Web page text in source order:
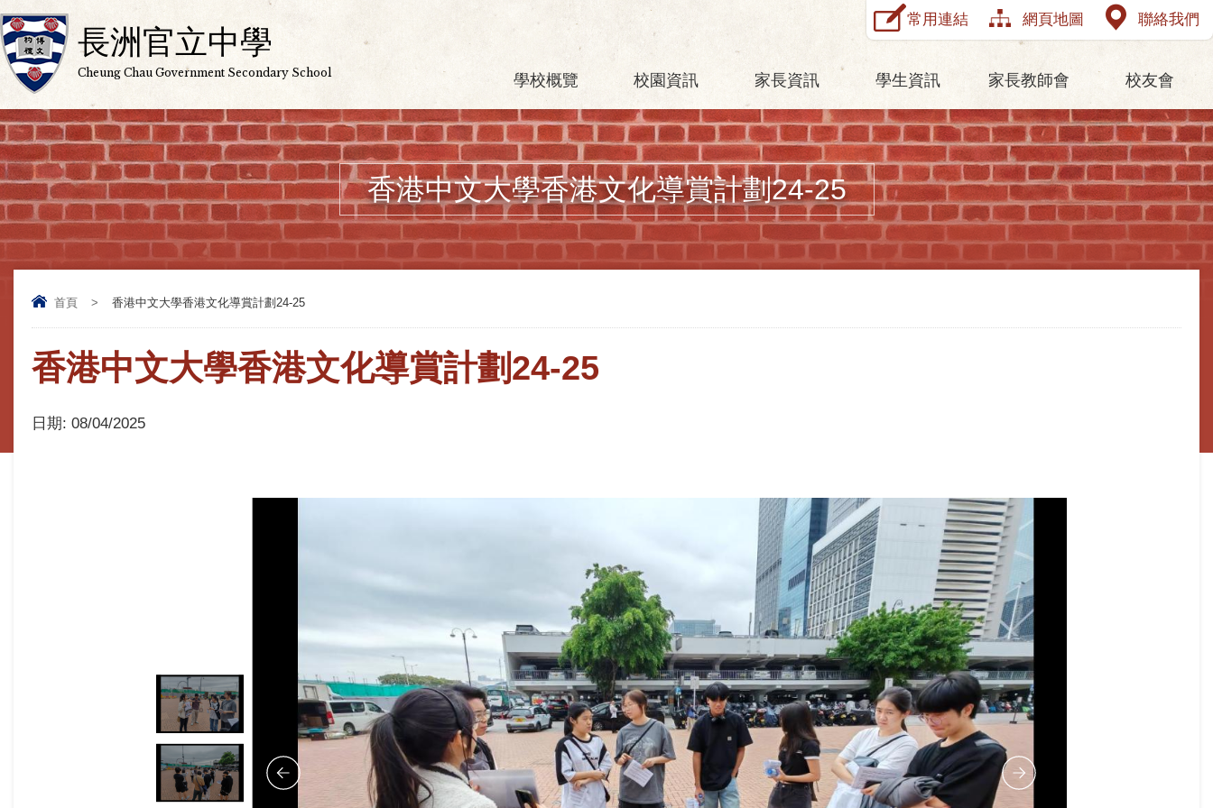
長洲官立中學
Cheung Chau Government Secondary School
常用連結 網頁地圖 聯絡我們
學校概覽 校園資訊 家長資訊 學生資訊 家長教師會 校友會
香港中文大學香港文化導賞計劃24-25
首頁 > 香港中文大學香港文化導賞計劃24-25
香港中文大學香港文化導賞計劃24-25
日期: 08/04/2025